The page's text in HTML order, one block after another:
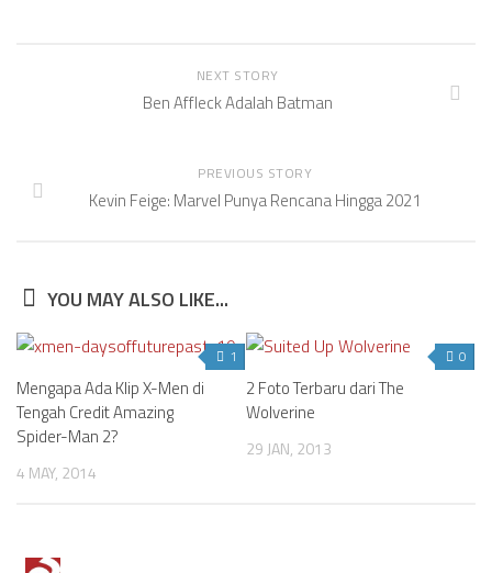
NEXT STORY
Ben Affleck Adalah Batman
PREVIOUS STORY
Kevin Feige: Marvel Punya Rencana Hingga 2021
YOU MAY ALSO LIKE...
1
Mengapa Ada Klip X-Men di
Tengah Credit Amazing
Spider-Man 2?
4 MAY, 2014
0
2 Foto Terbaru dari The
Wolverine
29 JAN, 2013